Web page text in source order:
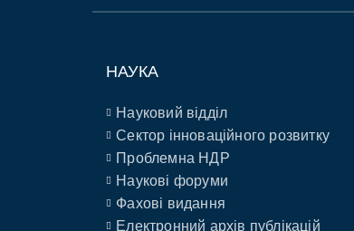
НАУКА
Науковий відділ
Сектор інноваційного розвитку
Проблемна НДР
Наукові форуми
Фахові видання
Електронний архів публікацій